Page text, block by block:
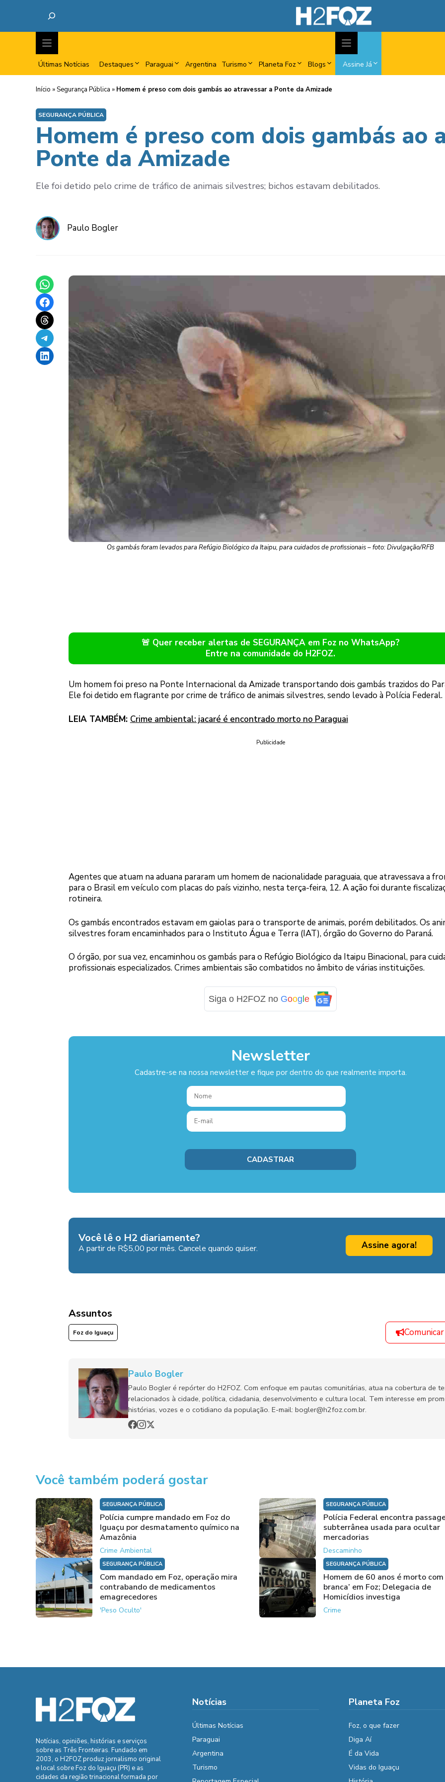
Últimas Notícias Destaques Paraguai Argentina Turismo Planeta Foz Blogs Assine Já
Início »Segurança Pública » Homem é preso com dois gambás ao atravessar a Ponte da Amizade
SEGURANÇA PÚBLICA
Homem é preso com dois gambás ao
Ponte da Amizade
Ele foi detido pelo crime de tráfico de animais silvestres; bichos estavam debilitados.
Paulo Bogler
Share on WhatsApp
Share on Facebook
Share on Threads
Share on Telegram
Share on LinkedIn
Os gambás foram levados para Refúgio Biológico da Itaipu, para cuidados de profissionais – foto: Divulgação/RFB
🚨 Quer receber alertas de SEGURANÇA em Foz no WhatsApp?
Entre na comunidade do H2FOZ.
Um homem foi preso na Ponte Internacional da Amizade transportando dois gambás trazidos do
Ele foi detido em flagrante por crime de tráfico de animais silvestres, sendo levado à Polícia Federal.
LEIA TAMBÉM: Crime ambiental: jacaré é encontrado morto no Paraguai
Publicidade
Agentes que atuam na aduana pararam um homem de nacionalidade paraguaia, que atravessava a
para o Brasil em veículo com placas do país vizinho, nesta terça-feira, 12. A ação foi durante
rotineira.
Os gambás encontrados estavam em gaiolas para o transporte de animais, porém debilitados. Os
silvestres foram encaminhados para o Instituto Água e Terra (IAT), órgão do Governo do Paraná.
O órgão, por sua vez, encaminhou os gambás para o Refúgio Biológico da Itaipu Binacional, para
profissionais especializados. Crimes ambientais são combatidos no âmbito de várias instituições.
Siga o H2FOZ no Google
Newsletter
Cadastre-se na nossa newsletter e fique por dentro do que realmente importa.
Você lê o H2 diariamente?
A partir de R$5,00 por mês. Cancele quando quiser. Assine agora!
Assuntos
Foz do Iguaçu
Paulo Bogler
Paulo Bogler é repórter do H2FOZ. Com enfoque em pautas comunitárias, atua na cobertura de
relacionados à cidade, política, cidadania, desenvolvimento e cultura local. Tem interesse em
histórias, vozes e o cotidiano da população. E-mail: bogler@h2foz.com.br.
Você também poderá gostar
SEGURANÇA PÚBLICA
Polícia cumpre mandado em Foz do
Iguaçu por desmatamento químico na
Amazônia
Crime Ambiental
SEGURANÇA PÚBLICA
Polícia Federal encontra
subterrânea usada para ocultar
mercadorias
Descaminho
SEGURANÇA PÚBLICA
Com mandado em Foz, operação mira
contrabando de medicamentos
emagrecedores
'Peso Oculto'
SEGURANÇA PÚBLICA
Homem de 60 anos é morto com
branca’ em Foz; Delegacia de
Homicídios investiga
Crime
Notícias, opiniões, histórias e serviços
sobre as Três Fronteiras. Fundado em
2003, o H2FOZ produz jornalismo original
e local sobre Foz do Iguaçu (PR) e as
cidades da região trinacional formada por
Notícias
Últimas Notícias
Paraguai
Argentina
Turismo
Planeta Foz
Foz, o que fazer
Diga Aí
É da Vida
Vidas do Iguaçu